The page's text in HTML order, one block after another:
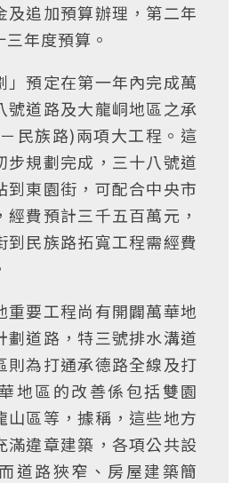
及追加預算辦理，第二年
年度預算。
」預定在第一年內完成萬
號道路及大龍峒地區之承
民族路)兩項大工程。這
步規劃完成，三十八號道
到東園街，可配合中央市
費預計三千五百萬元，
到民族路拓寬工程需經費
重要工程尚有開闢萬華地
劃道路，特三號排水溝道
則為打通承德路全線及打
地區的改善係包括雙園
山區等，據稱，這些地方
滿違章建築，各項公共設
道路狹窄、房屋建築簡